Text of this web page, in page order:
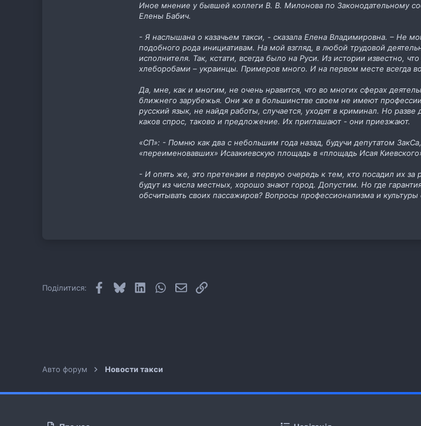
Иное мнение у бывшей коллеги В. В. Милонова по Законодательному
Елены Бабич.
- Я наслышана о казачьем такси, - сказала Елена Владимировна. – Не
подобного рода инициативам. На мой взгляд, в любой трудовой
исполнителя. Так, кстати, всегда было на Руси. Из истории известно,
хлеборобами – украинцы. Примеров много. И на первом месте всегда
Да, мне, как и многим, не очень нравится, что во многих сферах
ближнего зарубежья. Они же в большинстве своем не имеют
русский язык, не найдя работы, случается, уходят в криминал. Но
каков спрос, таково и предложение. Их приглашают - они приезжают.
«СП»: - Помню как два с небольшим года назад, будучи депутатом
«переименовавших» Исаакиевскую площадь в «площадь Исая
- И опять же, это претензии в первую очередь к тем, кто посадил их за
будут из числа местных, хорошо знают город. Допустим. Но где
обсчитывать своих пассажиров? Вопросы профессионализма и
Поділитися: Facebook
BlueskyLinkedInWhatsApp
E-mailПосилання
Авто форум Новости такси